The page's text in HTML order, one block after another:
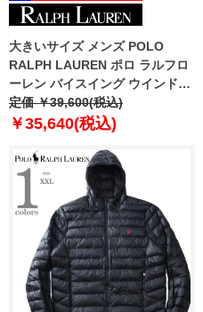
大きいサイズ メンズ POLO
RALPH LAUREN ポロ ラルフロ
ーレン バイスイング ウインドブ
レーカー ジャケット USA直輸入
710548506-002
定価 ￥39,600(税込)
￥35,640(税込)